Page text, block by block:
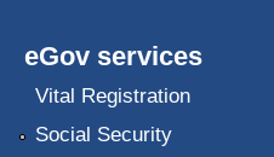
eGov services
Vital Registration
Social Security